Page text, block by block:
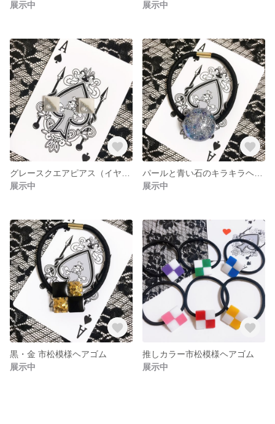
展示中 展示中
展示中
展示中
黒・金 市松模様ヘアゴム
展示中
推しカラー市松模様ヘアゴム
展示中